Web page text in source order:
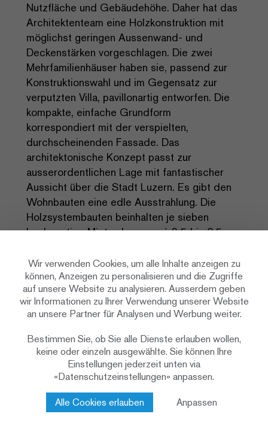
Nutzfläche und Gebäudehöhe. Daher hat das
Architektenteam eine Holzkonstruktion mit
möglichst geringen Aussenwand- und
Deckenstärken vorgeschlagen. Die zwei
Mehrfamilienhäuser haben sie, passend zur
Konstruktionswahl und im Gegensatz zur
verputzten Villa, pavillonartig entworfen. Die
kompakte, einfache Grundform
korrespondiert mit der verspielten,
durchscheinenden Fassade. Das
architektonische Konzept passt zur
ausserordentlichen Lage mit fantastischer
Aussicht über die Stadt Luzern. Es gibt den
Wohnbauten eine edle Ausstrahlung. Die
Holzsystembauten beinhalten je sieben
hochwertige Mietwohnungen à 2.5 bis 3.5-
Investorin SUVA
Partner AG
Baustandard Minergie-A
2027-2029
Konstruktion Holzsystembau
Wir verwenden Cookies, um alle Inhalte anzeigen zu
können, Anzeigen zu personalisieren und die Zugriffe
auf unsere Website zu analysieren. Ausserdem geben
wir Informationen zu Ihrer Verwendung unserer Website
an unsere Partner für Analysen und Werbung weiter.
Bestimmen Sie, ob Sie alle Dienste erlauben wollen,
keine oder einzeln ausgewählte. Sie können Ihre
Einstellungen jederzeit unten via
«Datenschutzeinstellungen» anpassen.
Alle Cookies erlauben Anpassen